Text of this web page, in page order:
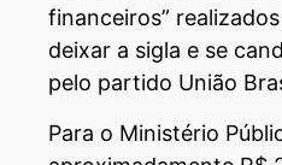
financeiros”
deixar a sigla e se
pelo partido União
Para o Ministério